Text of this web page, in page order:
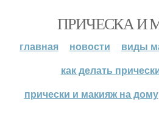
ПРИЧЕСКА И
главная новости
виды
как делать
прически и макияж на дому